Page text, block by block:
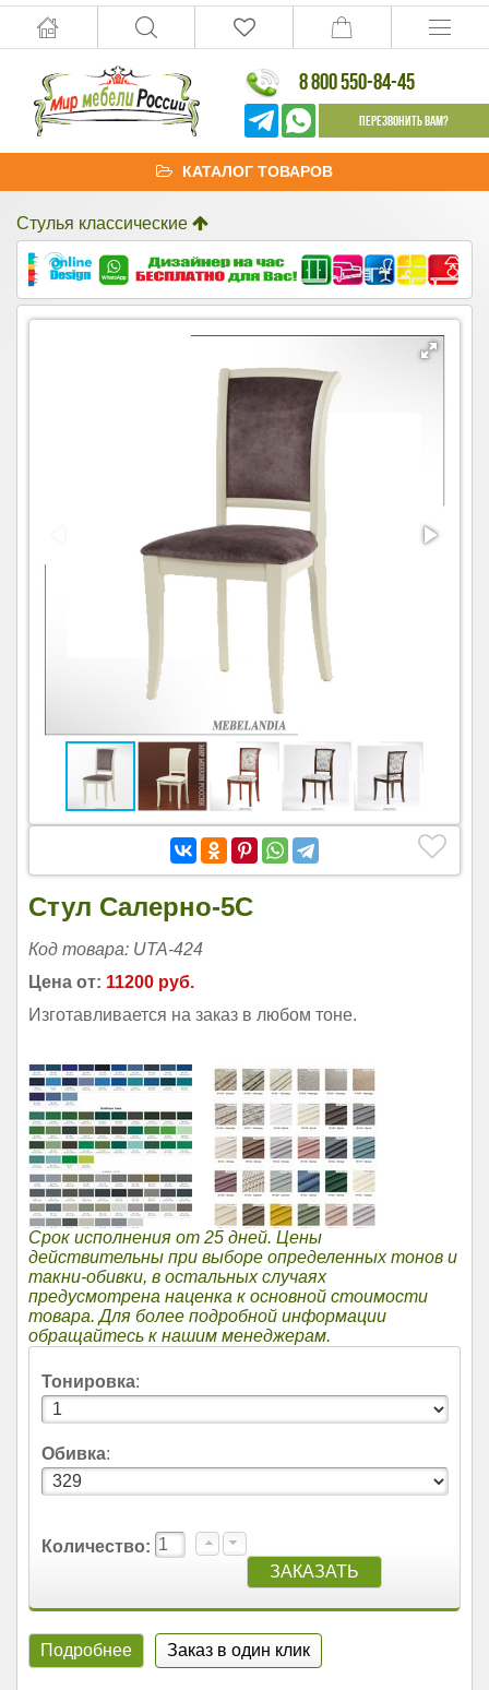
8 800 550-84-45
Перезвонить Вам?
КАТАЛОГ ТОВАРОВ
Стулья классические
Стул Салерно-5C
Код товара: UTA-424
Цена от: 11200 руб.
Изготавливается на заказ в любом тоне.
Срок исполнения от 25 дней. Цены
действительны при выборе определенных тонов и
такни-обивки, в остальных случаях
предусмотрена наценка к основной стоимости
товара. Для более подробной информации
обращайтесь к нашим менеджерам.
Тонировка:
Обивка:
Количество:
Подробнее Заказ в один клик